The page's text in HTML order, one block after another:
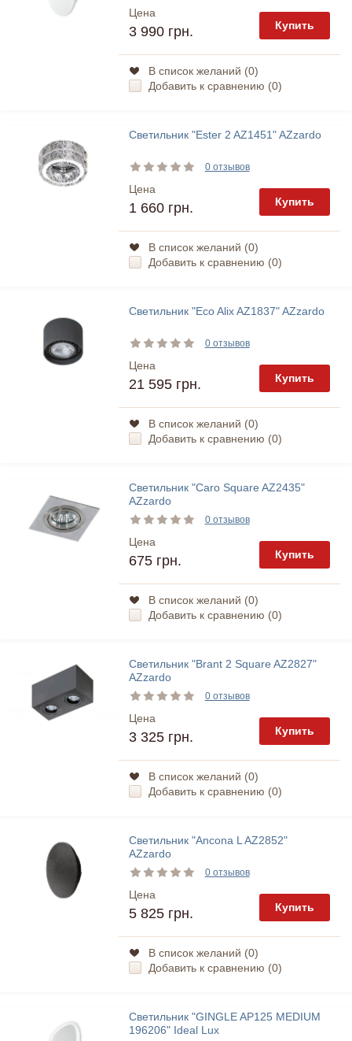
Цена
3 990 грн. Купить
В список желаний (0)
Добавить к сравнению (0)
Светильник "Ester 2 AZ1451" AZzardo
0 отзывов
Цена
1 660 грн. Купить
В список желаний (0)
Добавить к сравнению (0)
Светильник "Eco Alix AZ1837" AZzardo
0 отзывов
Цена
21 595 грн. Купить
В список желаний (0)
Добавить к сравнению (0)
Светильник "Caro Square AZ2435"
AZzardo
0 отзывов
Цена
675 грн. Купить
В список желаний (0)
Добавить к сравнению (0)
Светильник "Brant 2 Square AZ2827"
AZzardo
0 отзывов
Цена
3 325 грн. Купить
В список желаний (0)
Добавить к сравнению (0)
Светильник "Ancona L AZ2852"
AZzardo
0 отзывов
Цена
5 825 грн. Купить
В список желаний (0)
Добавить к сравнению (0)
Светильник "GINGLE AP125 MEDIUM
196206" Ideal Lux